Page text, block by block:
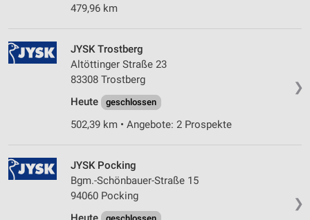
479,96 km
❯
JYSK Trostberg
Altöttinger Straße 23
83308 Trostberg
Heute
geschlossen
502,39 km • Angebote: 2 Prospekte
❯
JYSK Pocking
Bgm.-Schönbauer-Straße 15
94060 Pocking